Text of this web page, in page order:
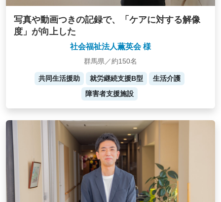
写真や動画つきの記録で、「ケアに対する解像
度」が向上した
社会福祉法人薫英会 様
群馬県／約150名
共同生活援助 就労継続支援B型
生活介護
障害者支援施設